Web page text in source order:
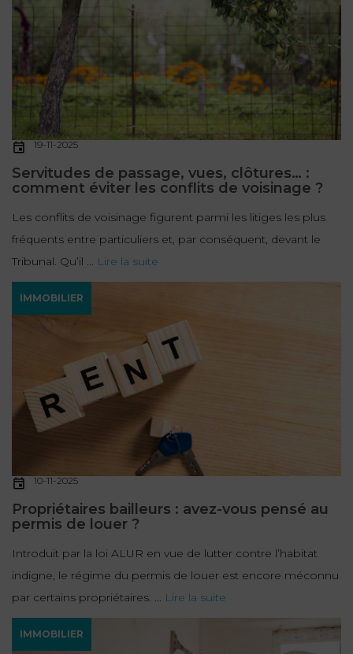
19-11-2025
Servitudes de passage, vues, clôtures… :
comment éviter les conflits de voisinage ?
Les conflits de voisinage figurent parmi les litiges les plus
fréquents entre particuliers et, par conséquent, devant le
Tribunal. Qu’il ... Lire la suite
IMMOBILIER
10-11-2025
Propriétaires bailleurs : avez-vous pensé au
permis de louer ?
Introduit par la loi ALUR en vue de lutter contre l’habitat
indigne, le régime du permis de louer est encore méconnu
par certains propriétaires. ... Lire la suite
IMMOBILIER